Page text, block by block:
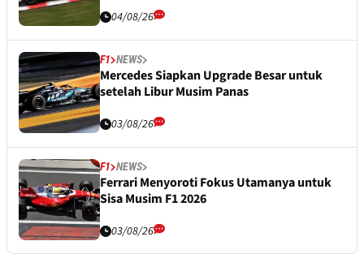
04/08/26
F1 NEWS
Mercedes Siapkan Upgrade Besar untuk
setelah Libur Musim Panas
03/08/26
F1 NEWS
Ferrari Menyoroti Fokus Utamanya untuk
Sisa Musim F1 2026
03/08/26